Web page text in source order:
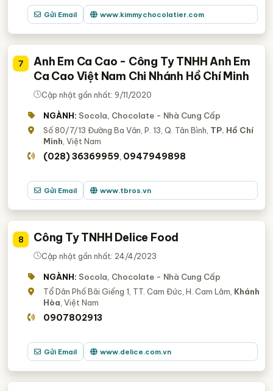
Gửi Email www.kimmychocolatier.com
7
Anh Em Ca Cao - Công Ty TNHH Anh Em
Ca Cao Việt Nam Chi Nhánh Hồ Chí Minh
Cập nhật gần nhất: 9/11/2020
NGÀNH: Socola, Chocolate - Nhà Cung Cấp
Số 80/7/13 Đường Ba Văn, P. 13, Q. Tân Bình, TP. Hồ Chí
Minh, Việt Nam
(028) 36369959, 0947949898
Gửi Email www.tbros.vn
8 Công Ty TNHH Delice Food
Cập nhật gần nhất: 24/4/2023
NGÀNH: Socola, Chocolate - Nhà Cung Cấp
Tổ Dân Phố Bãi Giếng 1, TT. Cam Đức, H. Cam Lâm, Khánh
Hòa, Việt Nam
0907802913
Gửi Email www.delice.com.vn